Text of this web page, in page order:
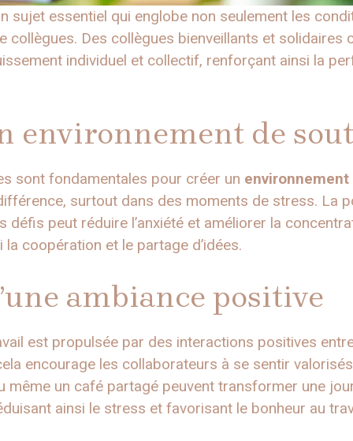
sujet essentiel qui englobe non seulement les
collègues. Des collègues bienveillants et solidaires
individuel et collectif, renforçant ainsi la
environnement de
sont fondamentales pour créer un
surtout dans des moments de stress. La
défis peut réduire l’anxiété et améliorer la
coopération et le partage d’idées.
ambiance positive
est propulsée par des interactions positives
encourage les collaborateurs à se sentir
même un café partagé peuvent transformer une
ainsi le stress et favorisant le bonheur au